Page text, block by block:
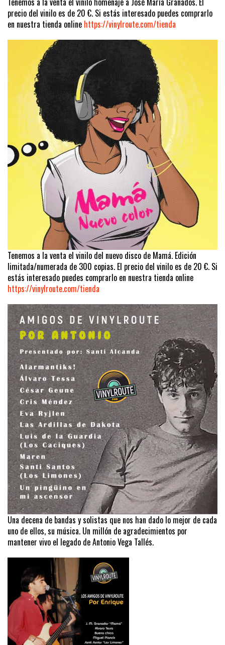
precio del vinilo es de 20 €. Si estás interesado puedes comprarlo
en nuestra tienda online https://vinylroute.com/tienda
Tenemos a la venta el vinilo del nuevo disco de Mamá. Edición
limitada/numerada de 300 copias. El precio del vinilo es de 20 €. Si
estás interesado puedes comprarlo en nuestra tienda online
https://vinylroute.com/tienda
Una decena de bandas y solistas que nos han dado lo mejor de cada
uno de ellos, su música. Un millón de agradecimientos por
mantener vivo el legado de Antonio Vega Tallés.